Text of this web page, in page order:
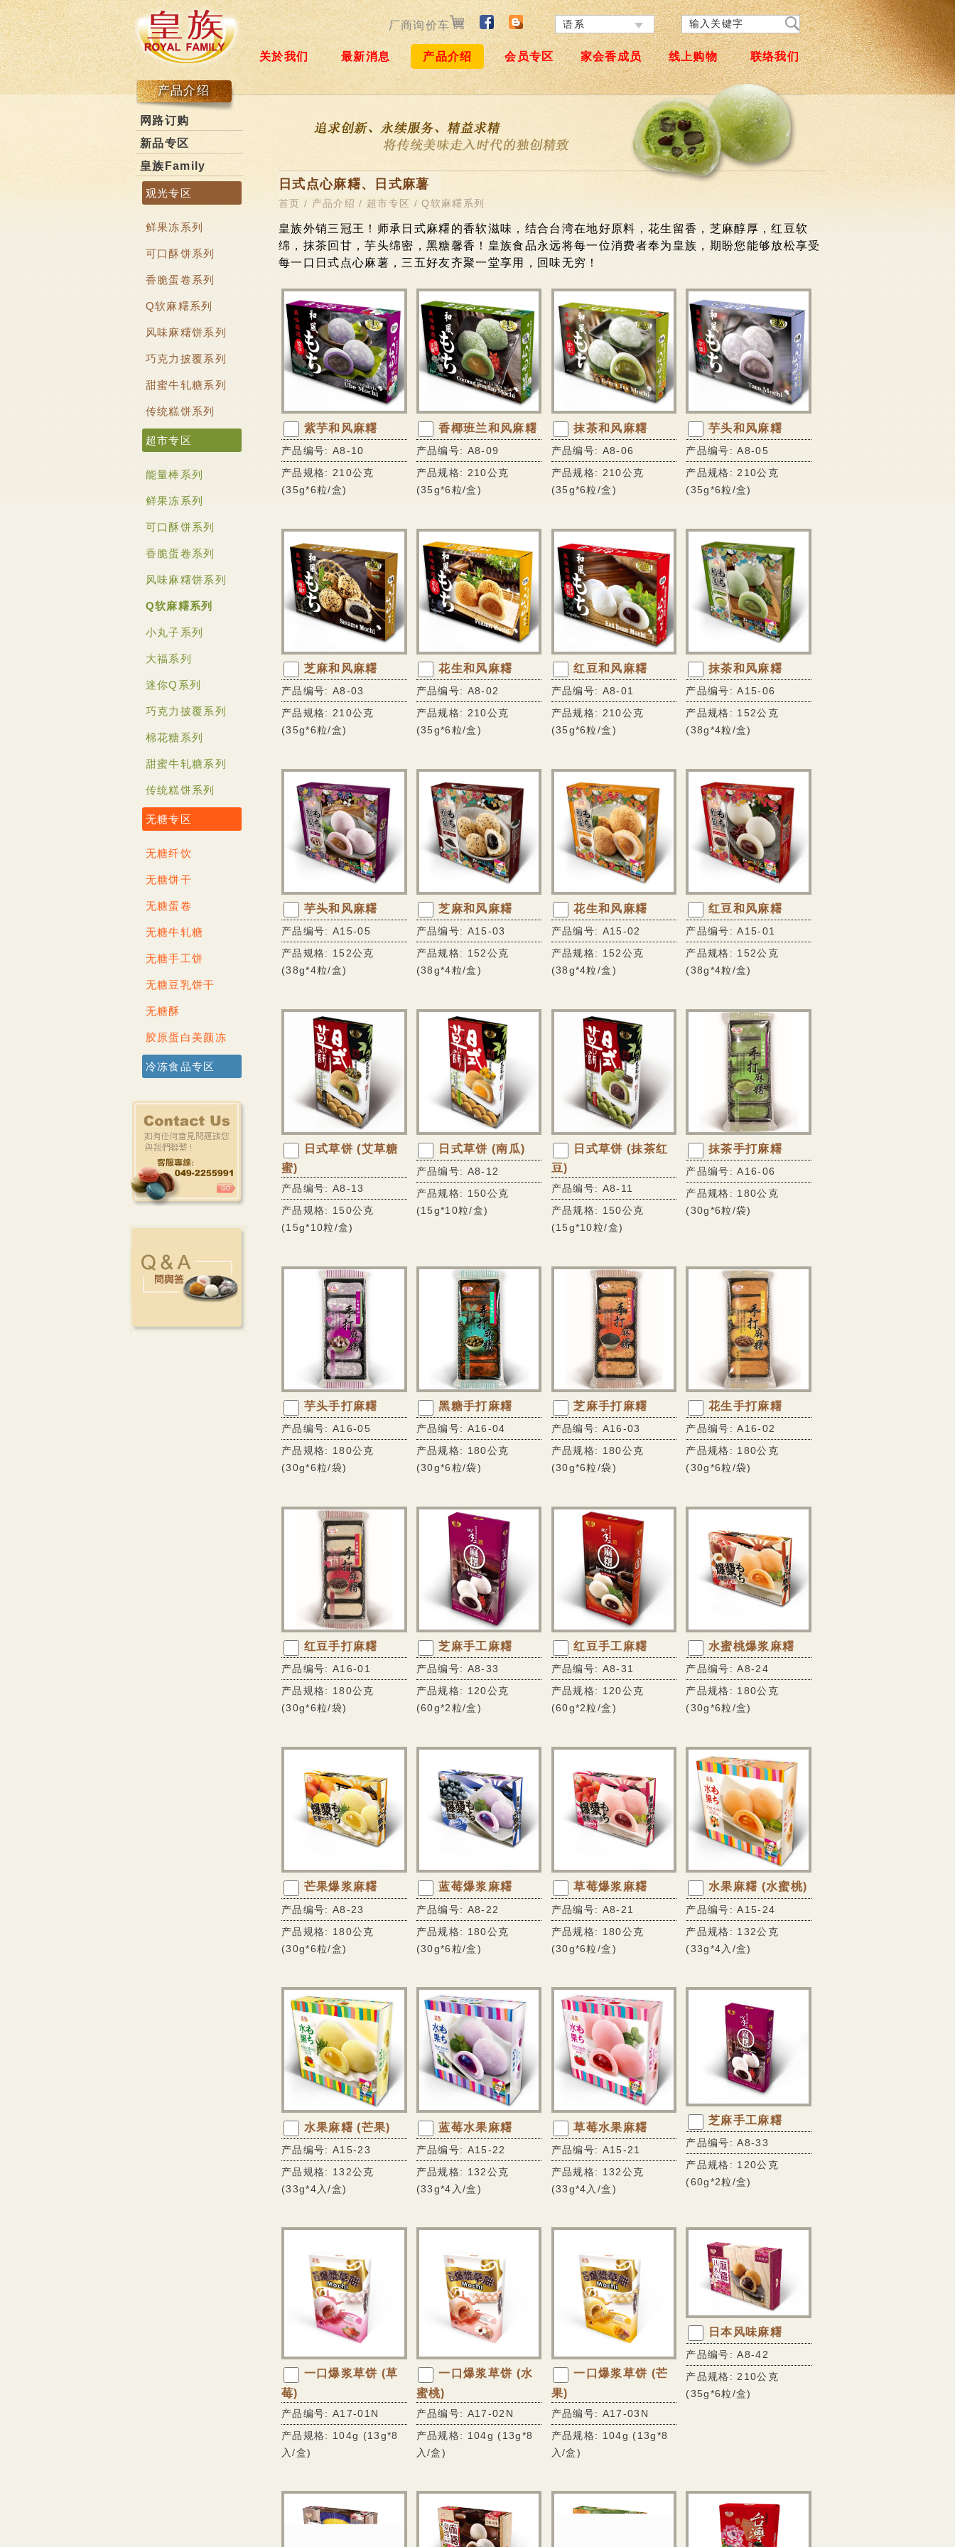
厂商询价车
语系
繁體中文
日本語
English
关於我们 最新消息 产品介绍 会员专区 家会香成员 线上购物 联络我们
产品介绍
网路订购
新品专区
皇族Family
观光专区
鲜果冻系列
可口酥饼系列
香脆蛋卷系列
Q软麻糬系列
风味麻糬饼系列
巧克力披覆系列
甜蜜牛轧糖系列
传统糕饼系列
超市专区
能量棒系列
鲜果冻系列
可口酥饼系列
香脆蛋卷系列
风味麻糬饼系列
Q软麻糬系列
小丸子系列
大福系列
迷你Q系列
巧克力披覆系列
棉花糖系列
甜蜜牛轧糖系列
传统糕饼系列
无糖专区
无糖纤饮
无糖饼干
无糖蛋卷
无糖牛轧糖
无糖手工饼
无糖豆乳饼干
无糖酥
胶原蛋白美颜冻
冷冻食品专区
日式点心麻糬、日式麻薯
首页 / 产品介绍 / 超市专区 /Q软麻糬系列
皇族外销三冠王！师承日式麻糬的香软滋味，结合台湾在地好原料，花生留香，芝麻醇厚，红豆软
绵，抹茶回甘，芋头绵密，黑糖馨香！皇族食品永远将每一位消费者奉为皇族，期盼您能够放松享受
每一口日式点心麻薯，三五好友齐聚一堂享用，回味无穷！
紫芋和风麻糬
产品编号: A8-10
产品规格: 210公克
(35g*6粒/盒)
香椰班兰和风麻糬
产品编号: A8-09
产品规格: 210公克
(35g*6粒/盒)
抹茶和风麻糬
产品编号: A8-06
产品规格: 210公克
(35g*6粒/盒)
芋头和风麻糬
产品编号: A8-05
产品规格: 210公克
(35g*6粒/盒)
芝麻和风麻糬
产品编号: A8-03
产品规格: 210公克
(35g*6粒/盒)
花生和风麻糬
产品编号: A8-02
产品规格: 210公克
(35g*6粒/盒)
红豆和风麻糬
产品编号: A8-01
产品规格: 210公克
(35g*6粒/盒)
抹茶和风麻糬
产品编号: A15-06
产品规格: 152公克
(38g*4粒/盒)
芋头和风麻糬
产品编号: A15-05
产品规格: 152公克
(38g*4粒/盒)
芝麻和风麻糬
产品编号: A15-03
产品规格: 152公克
(38g*4粒/盒)
花生和风麻糬
产品编号: A15-02
产品规格: 152公克
(38g*4粒/盒)
红豆和风麻糬
产品编号: A15-01
产品规格: 152公克
(38g*4粒/盒)
日式草饼 (艾草糖
蜜)
产品编号: A8-13
产品规格: 150公克
(15g*10粒/盒)
日式草饼 (南瓜)
产品编号: A8-12
产品规格: 150公克
(15g*10粒/盒)
日式草饼 (抹茶红
豆)
产品编号: A8-11
产品规格: 150公克
(15g*10粒/盒)
抹茶手打麻糬
产品编号: A16-06
产品规格: 180公克
(30g*6粒/袋)
芋头手打麻糬
产品编号: A16-05
产品规格: 180公克
(30g*6粒/袋)
黑糖手打麻糬
产品编号: A16-04
产品规格: 180公克
(30g*6粒/袋)
芝麻手打麻糬
产品编号: A16-03
产品规格: 180公克
(30g*6粒/袋)
花生手打麻糬
产品编号: A16-02
产品规格: 180公克
(30g*6粒/袋)
红豆手打麻糬
产品编号: A16-01
产品规格: 180公克
(30g*6粒/袋)
芝麻手工麻糬
产品编号: A8-33
产品规格: 120公克
(60g*2粒/盒)
红豆手工麻糬
产品编号: A8-31
产品规格: 120公克
(60g*2粒/盒)
水蜜桃爆浆麻糬
产品编号: A8-24
产品规格: 180公克
(30g*6粒/盒)
芒果爆浆麻糬
产品编号: A8-23
产品规格: 180公克
(30g*6粒/盒)
蓝莓爆浆麻糬
产品编号: A8-22
产品规格: 180公克
(30g*6粒/盒)
草莓爆浆麻糬
产品编号: A8-21
产品规格: 180公克
(30g*6粒/盒)
水果麻糬 (水蜜桃)
产品编号: A15-24
产品规格: 132公克
(33g*4入/盒)
水果麻糬 (芒果)
产品编号: A15-23
产品规格: 132公克
(33g*4入/盒)
蓝莓水果麻糬
产品编号: A15-22
产品规格: 132公克
(33g*4入/盒)
草莓水果麻糬
产品编号: A15-21
产品规格: 132公克
(33g*4入/盒)
芝麻手工麻糬
产品编号: A8-33
产品规格: 120公克
(60g*2粒/盒)
一口爆浆草饼 (草
莓)
产品编号: A17-01N
产品规格: 104g (13g*8
入/盒)
一口爆浆草饼 (水
蜜桃)
产品编号: A17-02N
产品规格: 104g (13g*8
入/盒)
一口爆浆草饼 (芒
果)
产品编号: A17-03N
产品规格: 104g (13g*8
入/盒)
日本风味麻糬
产品编号: A8-42
产品规格: 210公克
(35g*6粒/盒)